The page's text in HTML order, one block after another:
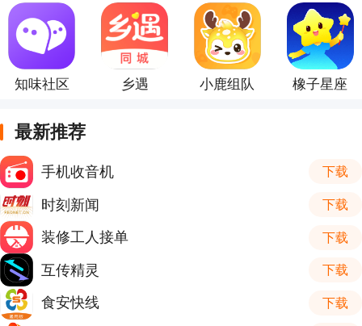
知味社区 乡遇 小鹿组队 橡子星座
最新推荐
手机收音机 下载
时刻新闻 下载
装修工人接单 下载
互传精灵 下载
食安快线 下载